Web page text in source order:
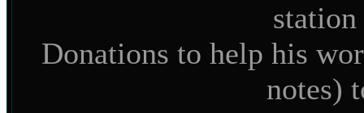
station
Donations to help his
notes)